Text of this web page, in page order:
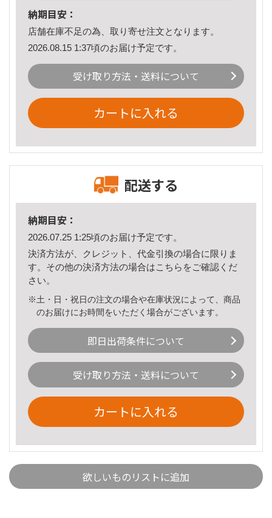
納期目安：
店舗在庫不足の為、取り寄せ注文となります。
2026.08.15 1:37頃のお届け予定です。
受け取り方法・送料について
カートに入れる
配送する
納期目安：
2026.07.25 1:25頃のお届け予定です。
決済方法が、クレジット、代金引換の場合に限りま
す。その他の決済方法の場合はこちら をご確認くだ
さい。
※土・日・祝日の注文の場合や在庫状況によって、商品
のお届けにお時間をいただく場合がございます。
即日出荷条件について
受け取り方法・送料について
カートに入れる
欲しいものリストに追加